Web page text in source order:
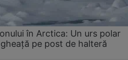
în Arctica: Un urs polar
pe post de halteră